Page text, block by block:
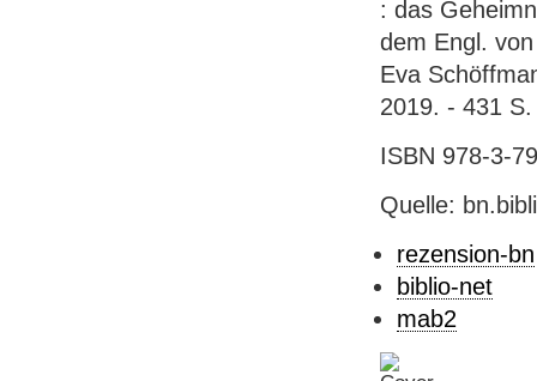
: das
dem Engl.
Eva
2019. - 431
ISBN 978-3-
Quelle:
rezension-bn
biblio-net
mab2